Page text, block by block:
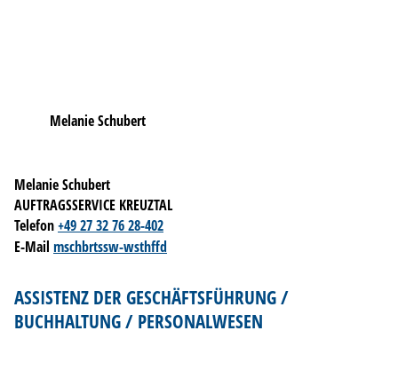
Melanie Schubert
Melanie Schubert
AUFTRAGSSERVICE KREUZTAL
Telefon+49 27 32 76 28-402
E-Mail mschbrtssw-wsthffd
ASSISTENZ DER GESCHÄFTSFÜHRUNG /
BUCHHALTUNG / PERSONALWESEN